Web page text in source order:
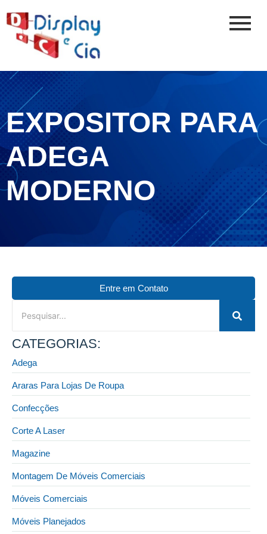
EXPOSITOR PARA
ADEGA
MODERNO
Entre em Contato
CATEGORIAS:
Adega
Araras Para Lojas De Roupa
Confecções
Corte A Laser
Magazine
Montagem De Móveis Comerciais
Móveis Comerciais
Móveis Planejados